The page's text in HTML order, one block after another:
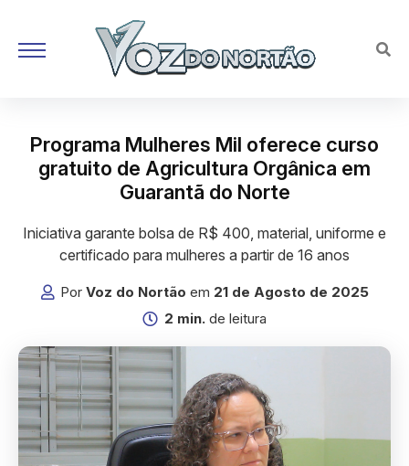
Programa Mulheres Mil oferece curso
gratuito de Agricultura Orgânica em
Guarantã do Norte
Iniciativa garante bolsa de R$ 400, material, uniforme e
certificado para mulheres a partir de 16 anos
Por Voz do Nortão em 21 de Agosto de 2025
2 min. de leitura